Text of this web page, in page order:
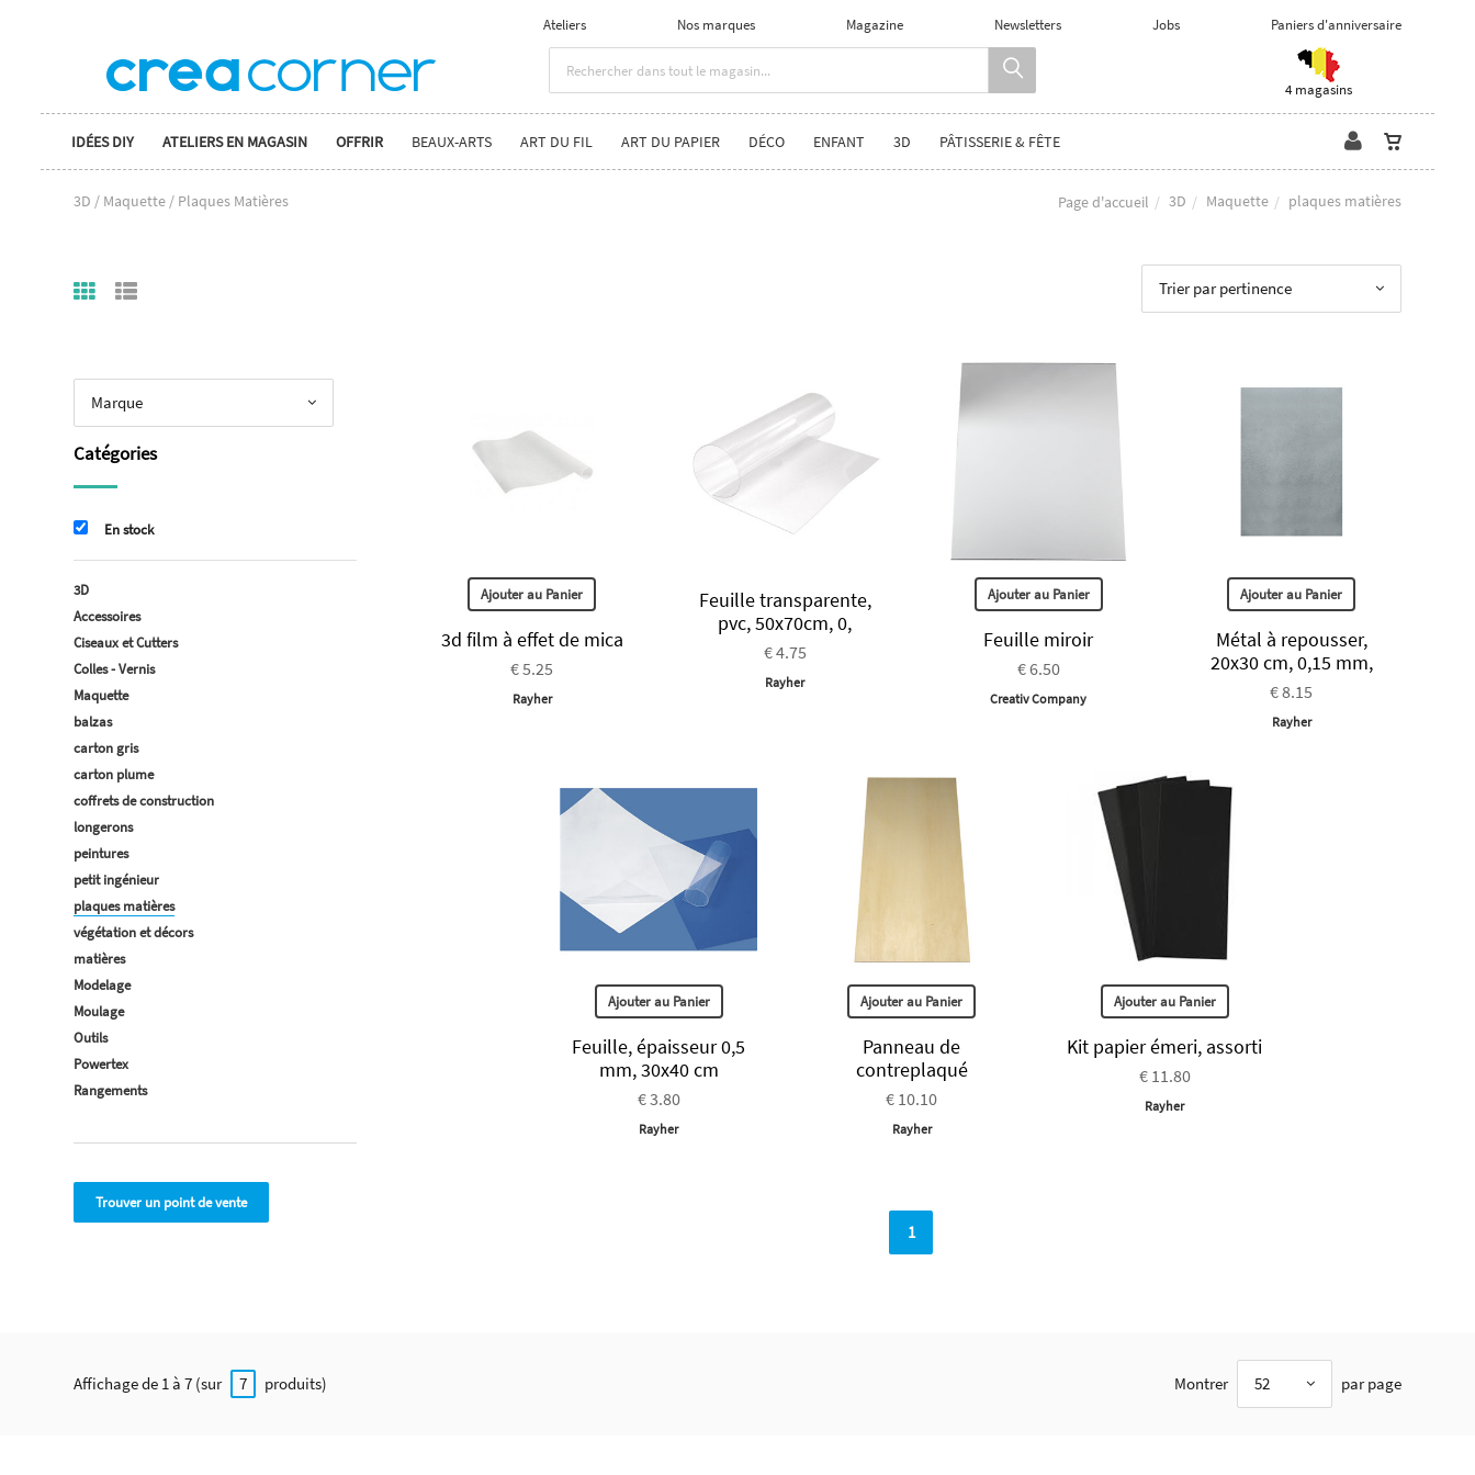
Ateliers Nos marques Magazine Newsletters Jobs Paniers d'anniversaire
4 magasins
IDÉES DIY ATELIERS EN MAGASIN OFFRIR BEAUX-ARTS ART DU FIL ART DU PAPIER DÉCO ENFANT 3D PÂTISSERIE & FÊTE
3D / Maquette / Plaques Matières Page d'accueil 3D Maquette plaques matières
Trier par pertinence
Ajouter au Panier
3d film à effet de mica
€ 5.25
Rayher
Feuille transparente,
pvc, 50x70cm, 0,
€ 4.75
Rayher
Ajouter au Panier
Feuille miroir
€ 6.50
Creativ Company
Ajouter au Panier
Métal à repousser,
20x30 cm, 0,15 mm,
€ 8.15
Rayher
Ajouter au Panier
Feuille, épaisseur 0,5
mm, 30x40 cm
€ 3.80
Rayher
Ajouter au Panier
Panneau de
contreplaqué
€ 10.10
Rayher
Ajouter au Panier
Kit papier émeri, assorti
€ 11.80
Rayher
1
Marque
Catégories
En stock
3D
Accessoires
Ciseaux et Cutters
Colles - Vernis
Maquette
balzas
carton gris
carton plume
coffrets de construction
longerons
peintures
petit ingénieur
plaques matières
végétation et décors
matières
Modelage
Moulage
Outils
Powertex
Rangements
Trouver un point de vente
Affichage de 1 à 7 (sur 7 produits) Montrer 52 par page